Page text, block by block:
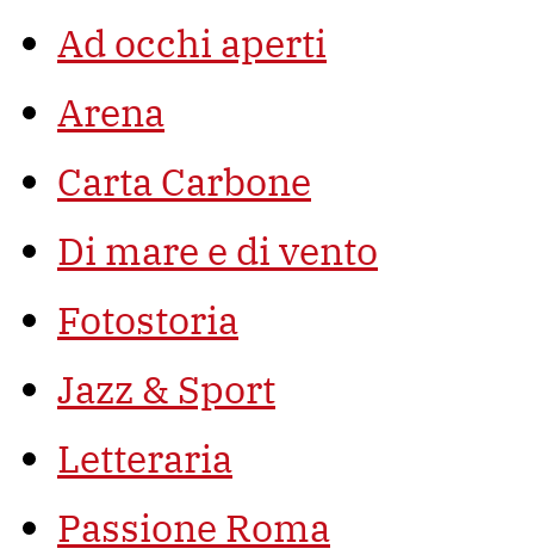
Ad occhi aperti
Arena
Carta Carbone
Di mare e di vento
Fotostoria
Jazz & Sport
Letteraria
Passione Roma